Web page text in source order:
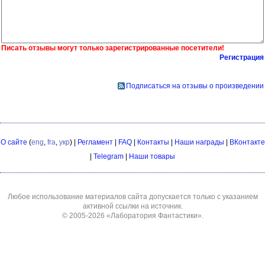
Писать отзывы могут только зарегистрированные посетители!
Регистрация
Подписаться на отзывы о произведении
О сайте (eng fra укр) | Регламент| FAQ| Контакты | Наши награды | ВКонтакте
| Telegram | Наши товары
Любое использование материалов сайта допускается только с указанием
активной ссылки на источник.
© 2005-2026 «Лаборатория Фантастики»